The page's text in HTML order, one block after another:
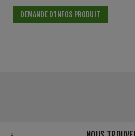
DEMANDE D'INFOS PRODUIT